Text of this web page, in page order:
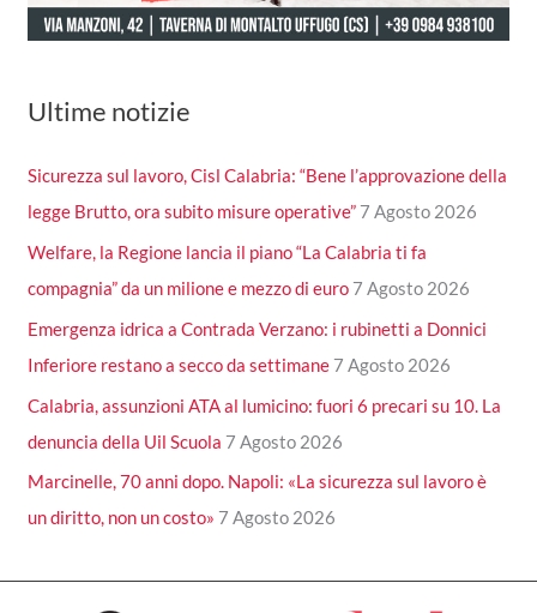
Ultime notizie
Sicurezza sul lavoro, Cisl Calabria: “Bene l’approvazione della
legge Brutto, ora subito misure operative” 7 Agosto 2026
Welfare, la Regione lancia il piano “La Calabria ti fa
compagnia” da un milione e mezzo di euro 7 Agosto 2026
Emergenza idrica a Contrada Verzano: i rubinetti a Donnici
Inferiore restano a secco da settimane 7 Agosto 2026
Calabria, assunzioni ATA al lumicino: fuori 6 precari su 10. La
denuncia della Uil Scuola 7 Agosto 2026
Marcinelle, 70 anni dopo. Napoli: «La sicurezza sul lavoro è
un diritto, non un costo» 7 Agosto 2026